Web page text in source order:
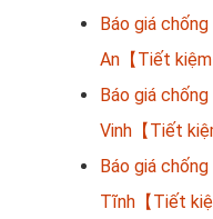
Báo giá
An【Tiết kiệm
Báo giá
Vinh【Tiết
Báo giá
Tĩnh【Tiết